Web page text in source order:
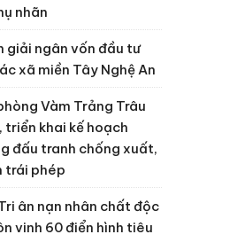
nhãn
giải ngân vốn đầu tư
xã miền Tây Nghệ An
Vàm Trảng Trâu
khai kế hoạch
đấu tranh chống xuất,
trái phép
ân nạn nhân chất độc
vinh 60 điển hình tiêu